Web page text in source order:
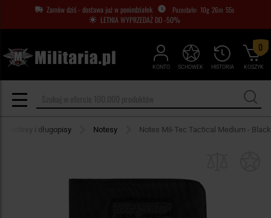
Zamów dziś - dostawa już w poniedziałek 10g 26m 54s
LETNIA WYPRZEDAŻ DO -50%
KONTO HISTORIA
SCHOWEK KOSZYK
0
Notesy i długopisy Notesy Notes Mil-Tec Tactical Medium - Black